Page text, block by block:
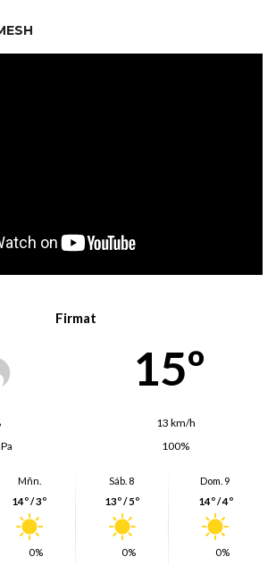
Firmat
15º
13 km/h
100%
Mñn.
14º / 3º
0%
Sáb. 8
13º / 5º
0%
Dom. 9
14º / 4º
0%